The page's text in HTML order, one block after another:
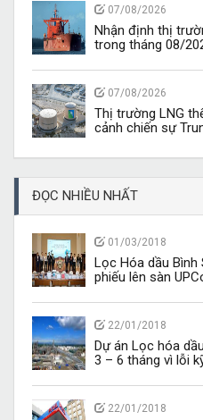
07/08/2026
Nhận định thị
trong tháng 08/
07/08/2026
Thị trường LNG
cảnh chiến sự
ĐỌC NHIỀU NHẤT
01/03/2018
Lọc Hóa dầu
phiếu lên sàn
22/01/2018
Dự án Lọc hóa
3 – 6 tháng vì lỗi
22/01/2018